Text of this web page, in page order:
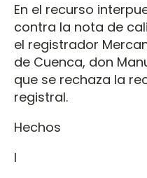
En el recurso
contra la nota de
el registrador
de Cuenca, don
que se rechaza la
registral.
Hechos
I